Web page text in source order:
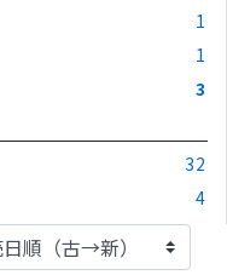
1
1
3
32
4